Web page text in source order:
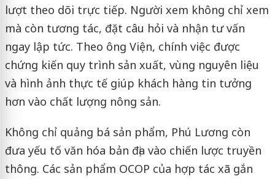
lượt theo dõi trực tiếp. Người xem không chỉ xem
mà còn tương tác, đặt câu hỏi và nhận tư vấn
ngay lập tức. Theo ông Viện, chính việc được
chứng kiến quy trình sản xuất, vùng nguyên liệu
và hình ảnh thực tế giúp khách hàng tin tưởng
hơn vào chất lượng nông sản.
Không chỉ quảng bá sản phẩm, Phú Lương còn
đưa yếu tố văn hóa bản địa vào chiến lược truyền
thông. Các sản phẩm OCOP của hợp tác xã gắn